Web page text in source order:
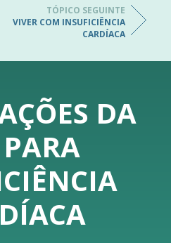
TÓPICO SEGUINTE
VIVER COM INSUFICIÊNCIA
CARDÍACA
DA
PARA